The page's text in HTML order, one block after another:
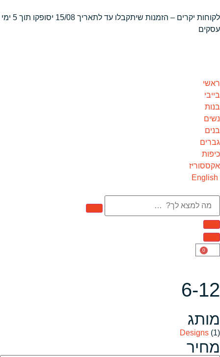
לקוחות יקרים – הזמנות שיתקבלו
עד לתאריך 15/08 יסופקו תוך 5 ימי
עסקים
ראשי
בייבי
בנות
נשים
בנים
גברים
כיפות
אקססוריז
English
0
6-12
מותג
Designs (1)
מחיר